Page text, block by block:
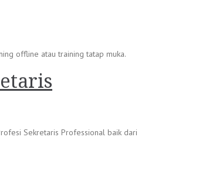
offline atau training tatap muka.
Sekretaris Professional baik dari